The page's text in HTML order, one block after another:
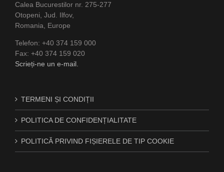
Calea Bucurestilor nr. 275-277
Otopeni, Jud. Ilfov,
Romania, Europe
Telefon: +40 374 159 000
Fax: +40 374 159 020
Scrieți-ne un e-mail.
TERMENI ȘI CONDIȚII
POLITICA DE CONFIDENȚIALITATE
POLITICĂ PRIVIND FIȘIERELE DE TIP COOKIE